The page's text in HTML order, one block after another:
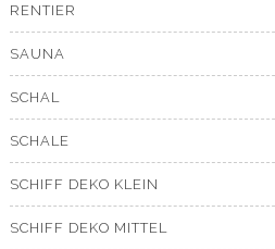
RENTIER
SAUNA
SCHAL
SCHALE
SCHIFF DEKO KLEIN
SCHIFF DEKO MITTEL